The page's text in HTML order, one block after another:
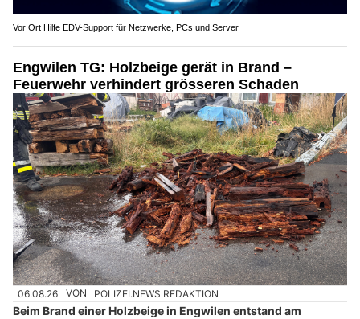
Vor Ort Hilfe EDV-Support für Netzwerke, PCs und Server
Engwilen TG: Holzbeige gerät in Brand –
Feuerwehr verhindert grösseren Schaden
06.08.26 VON POLIZEI.NEWS REDAKTION
Beim Brand einer Holzbeige in Engwilen entstand am